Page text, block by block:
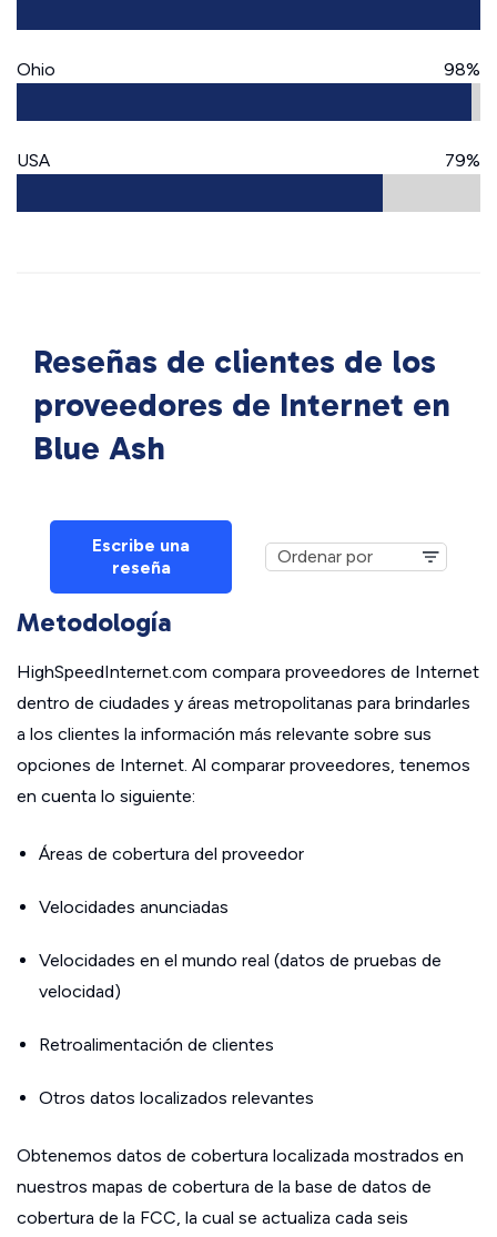
Ohio 98%
USA 79%
Reseñas de clientes de los
proveedores de Internet en
Blue Ash
Escribe una
reseña
Metodología
HighSpeedInternet.com compara proveedores de Internet
dentro de ciudades y áreas metropolitanas para brindarles
a los clientes la información más relevante sobre sus
opciones de Internet. Al comparar proveedores, tenemos
en cuenta lo siguiente:
Áreas de cobertura del proveedor
Velocidades anunciadas
Velocidades en el mundo real (datos de pruebas de
velocidad)
Retroalimentación de clientes
Otros datos localizados relevantes
Obtenemos datos de cobertura localizada mostrados en
nuestros mapas de cobertura de la base de datos de
cobertura de la FCC, la cual se actualiza cada seis